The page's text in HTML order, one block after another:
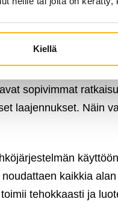
Kiellä
sopivimmat
laajennukset. Näin
kaikkia
tehokkaasti ja